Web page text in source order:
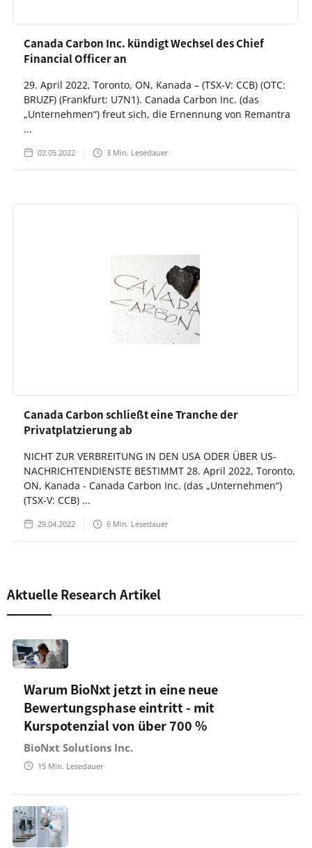
Canada Carbon Inc. kündigt Wechsel des Chief
Financial Officer an
29. April 2022, Toronto, ON, Kanada – (TSX-V: CCB) (OTC:
BRUZF) (Frankfurt: U7N1). Canada Carbon Inc. (das
„Unternehmen“) freut sich, die Ernennung von Remantra
...
02.05.2022 3 Min. Lesedauer
Canada Carbon schließt eine Tranche der
Privatplatzierung ab
NICHT ZUR VERBREITUNG IN DEN USA ODER ÜBER US-
NACHRICHTENDIENSTE BESTIMMT 28. April 2022, Toronto,
ON, Kanada - Canada Carbon Inc. (das „Unternehmen“)
(TSX-V: CCB) ...
29.04.2022 6 Min. Lesedauer
Aktuelle Research Artikel
Warum BioNxt jetzt in eine neue
Bewertungsphase eintritt - mit
Kurspotenzial von über 700 %
BioNxt Solutions Inc.
15 Min. Lesedauer